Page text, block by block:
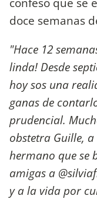
doce semanas
"Hace 12
linda! Desde
hoy sos una
ganas de
prudencial.
obstetra Guille,
hermano que se
amigas a
y a la vida por